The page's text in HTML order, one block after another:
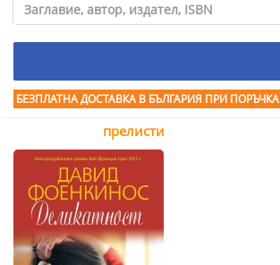
БЕЗПЛАТНА ДОСТАВКА В БЪЛГАРИЯ ПРИ ПОРЪЧКА
прелисти